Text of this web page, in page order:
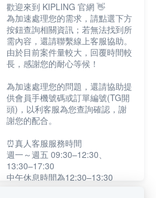
歡迎來到 KIPLING 官網 👋
為加速處理您的需求，請點選下方
按鈕查詢相關資訊；若無法找到所
需內容，還請聯繫線上客服協助。
由於目前案件量較大，回覆時間較
長，感謝您的耐心等候！
為加速處理您的問題，還請協助提
供會員手機號碼或訂單編號(TG開
頭)，以利客服為您查詢確認，謝
謝您的配合。
⏰真人客服服務時間
週一～週五 09:30–12:30、
13:30–17:30
中午休息時間為12:30–13:30